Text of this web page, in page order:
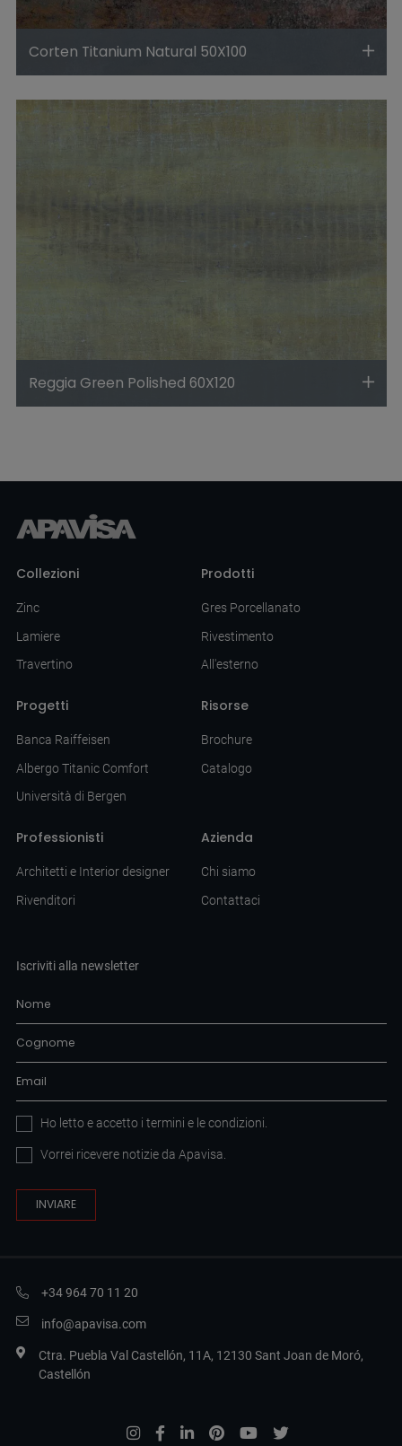
Corten Titanium Natural 50X100
Reggia Green Polished 60X120
Collezioni
Zinc
Lamiere
Travertino
Prodotti
Gres Porcellanato
Rivestimento
All'esterno
Progetti
Banca Raiffeisen
Albergo Titanic Comfort
Università di Bergen
Risorse
Brochure
Catalogo
Professionisti
Architetti e Interior designer
Rivenditori
Azienda
Chi siamo
Contattaci
Iscriviti alla newsletter
Ho letto e accetto i termini e le condizioni
Vorrei ricevere notizie da Apavisa.
+34 964 70 11 20
info@apavisa.com
Ctra. Puebla Val Castellón, 11A, 12130 Sant Joan de Moró,
Castellón